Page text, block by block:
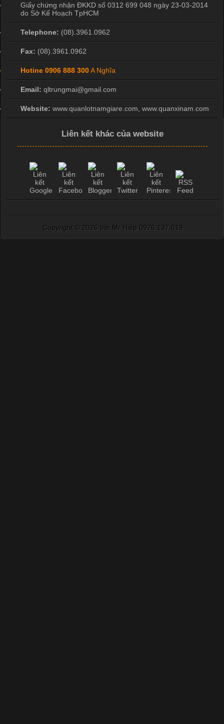
Giấy chứng nhận ĐKKD số 0312 699 048 ngày 23-03-2014
do Sở Kế Hoạch TpHCM
Telephone: (08).3961.0962
Fax: (08).3961.0962
Hotine 0906 888 300A Nghĩa
Email: qltrungmai@gmail.com
Website: www.quanlotnamgiare.com, www.quanxinam.com
Liên kết khác của website
Copyright © 2026 bởi Mr Hiệp 0976.137.019